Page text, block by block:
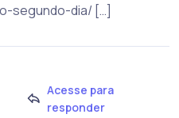
segundo-dia/ […]
Acesse para
responder